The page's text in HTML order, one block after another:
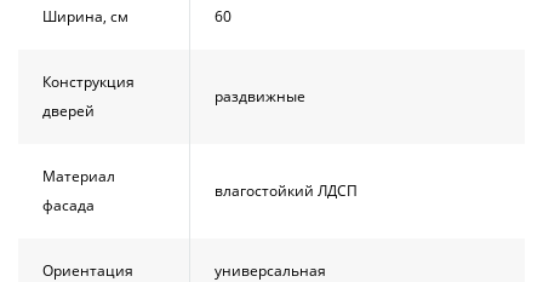
Ширина, см 60
Конструкция
дверей
раздвижные
Материал
фасада
влагостойкий ЛДСП
Ориентация универсальная